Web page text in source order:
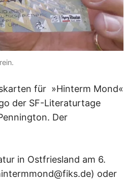
für »Hinterm Mond«
der SF-Literaturtage
Der
in Ostfriesland am 6.
oder